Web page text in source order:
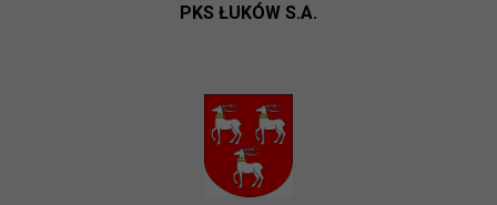
PKS ŁUKÓW S.A.